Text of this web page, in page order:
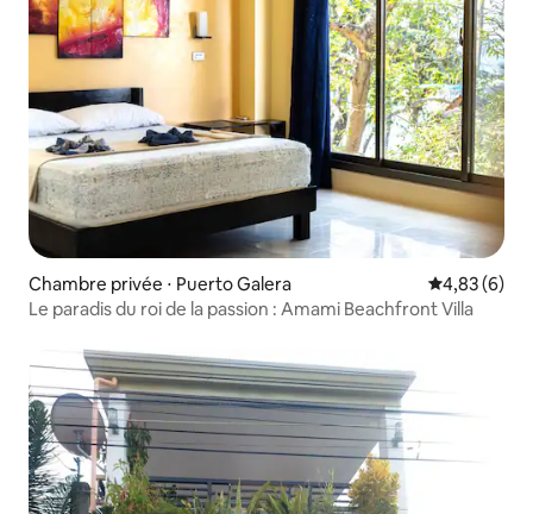
Chambre privée ⋅ Puerto Galera Évaluation
4,83 (6)
Le paradis du roi de la passion : Amami Beachfront Villa